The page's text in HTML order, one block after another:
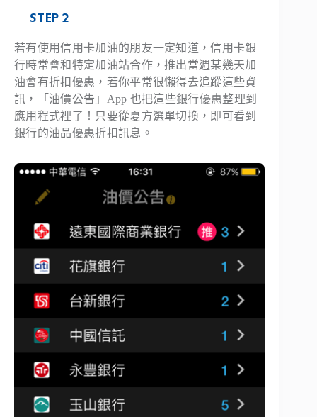
STEP 2
若有使用信用卡加油的朋友一定知道，信用卡銀
行時常會和特定加油站合作，推出當週某幾天加
油會有折扣優惠，若你平常很懶得去追蹤這些資
訊，「油價公告」App 也把這些銀行優惠整理到
應用程式裡了！只要從夏方選單切換，即可看到
銀行的油品優惠折扣訊息。